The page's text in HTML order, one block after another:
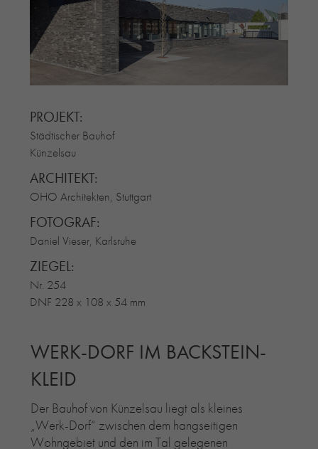
RE-USE-ZIEGEL
GLASUR-ZIEGEL
RE-USE-MÖRTEL
FASSADENPLANUNG (SCHWEIZ)
ÜBER UNS
BLOG
PROJEKT:
Städtischer Bauhof
Künzelsau
ARCHITEKT:
OHO Architekten, Stuttgart
FOTOGRAF:
Daniel Vieser, Karlsruhe
ZIEGEL:
Nr. 254
DNF 228 x 108 x 54 mm
WERK-DORF IM BACKSTEIN-
KLEID
Der Bauhof von Künzelsau liegt als kleines
„Werk-Dorf“ zwischen dem hangseitigen
Wohngebiet und den im Tal gelegenen